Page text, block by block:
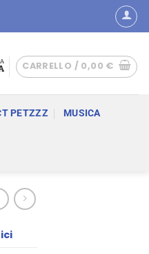
CARRELLO / 0,00 €
PETZZZ MUSICA